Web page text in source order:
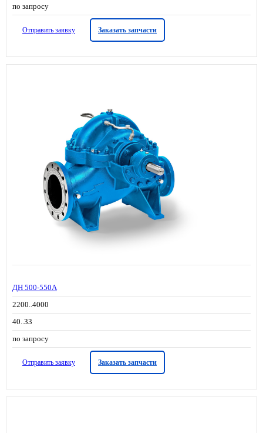
по запросу
Отправить заявку Заказать запчасти
ДН 500-550А
2200..4000
40..33
по запросу
Отправить заявку Заказать запчасти